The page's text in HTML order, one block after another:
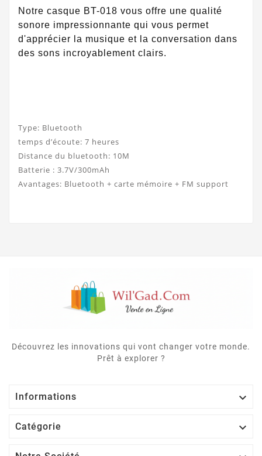
Notre casque BT-018 vous offre une qualité
sonore impressionnante qui vous permet
d'apprécier la musique et la conversation dans
des sons incroyablement clairs.
Type: Bluetooth
temps d’écoute: 7 heures
Distance du bluetooth: 10M
Batterie : 3.7V/300mAh
Avantages: Bluetooth + carte mémoire + FM support
Découvrez les innovations qui vont changer votre monde.
Prêt à explorer ?
Informations 
Catégorie 